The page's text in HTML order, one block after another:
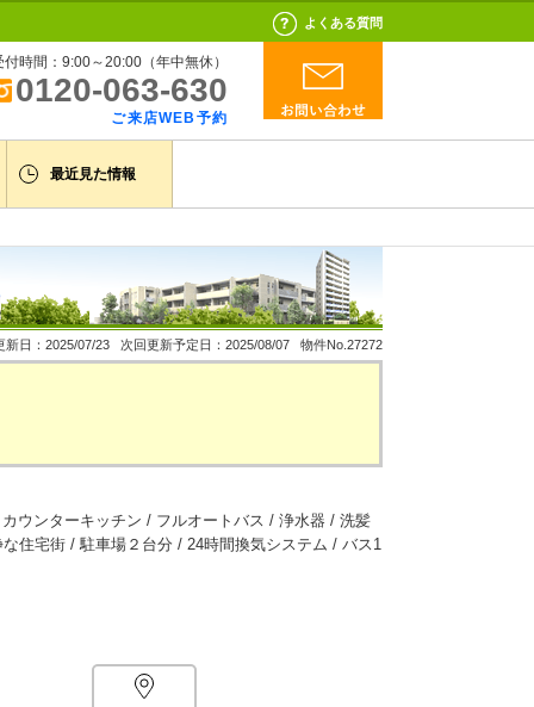
よくある質問
付時間：9:00～20:00（年中無休）
0120-063-630
ご来店WEB予約
最近見た情報
日：2025/07/23 次回更新予定日：2025/08/07 物件No.27272
ウンターキッチン / フルオートバス / 浄水器 / 洗髪
住宅街 / 駐車場２台分 / 24時間換気システム / バス1